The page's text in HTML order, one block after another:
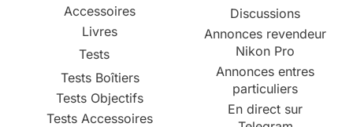
Tests Objectifs
Tests Accessoires
Guides d’achat
En direct sur
Telegram